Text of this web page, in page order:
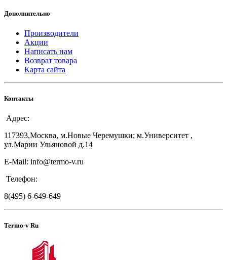
Дополнительно
Производители
Акции
Написать нам
Возврат товара
Карта сайта
Контакты
Адрес:
117393,Москва, м.Новые Черемушки; м.Университет ,
ул.Марии Ульяновой д.14
E-Mail: info@termo-v.ru
Телефон:
8(495) 6-649-649
Termo-v Ru